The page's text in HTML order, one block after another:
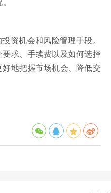
资机会和风险管理手段。
求、手续费以及如何选择
地把握市场机会、降低交